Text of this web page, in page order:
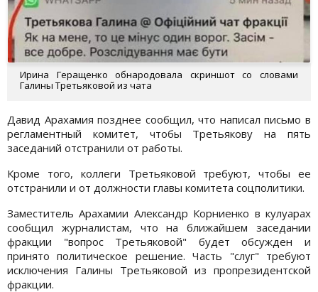
Ирина Геращенко обнародовала скриншот со словами
Галины Третьяковой из чата
Давид Арахамия позднее сообщил, что написал письмо в
регламентный комитет, чтобы Третьякову на пять
заседаний отстранили от работы.
Кроме того, коллеги Третьяковой требуют, чтобы ее
отстранили и от должности главы комитета соцполитики.
Заместитель Арахамии Александр Корниенко в кулуарах
сообщил журналистам, что на ближайшем заседании
фракции "вопрос Третьяковой" будет обсужден и
принято политическое решение. Часть "слуг" требуют
исключения Галины Третьяковой из пропрезидентской
фракции.